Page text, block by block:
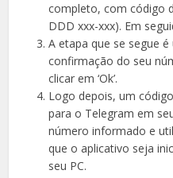
completo, com código
DDD xxx-xxx). Em
A etapa que se segue
confirmação do seu
clicar em ‘Ok’.
Logo depois, um
para o Telegram em
número informado e
que o aplicativo seja
seu PC.